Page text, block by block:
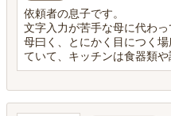
依頼者の息子です。
文字入力が苦手な母に代わ
母曰く、とにかく目につく
ていて、キッチンは食器類